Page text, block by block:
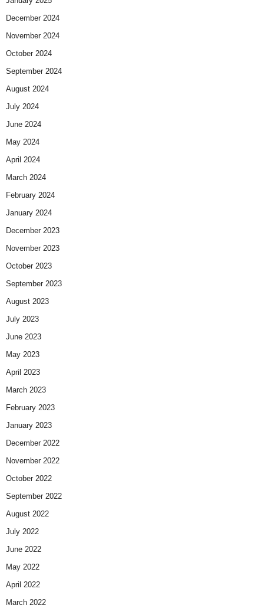
December 2024
November 2024
October 2024
September 2024
August 2024
July 2024
June 2024
May 2024
April 2024
March 2024
February 2024
January 2024
December 2023
November 2023
October 2023
September 2023
August 2023
July 2023
June 2023
May 2023
April 2023
March 2023
February 2023
January 2023
December 2022
November 2022
October 2022
September 2022
August 2022
July 2022
June 2022
May 2022
April 2022
March 2022